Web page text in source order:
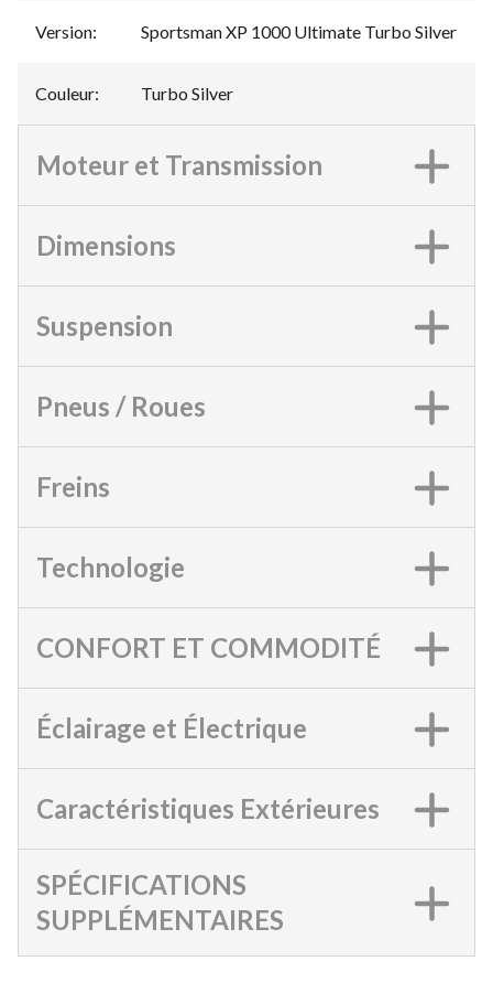
Version: Sportsman XP 1000 Ultimate Turbo Silver
Couleur: Turbo Silver
Moteur et Transmission
Dimensions
Suspension
Pneus / Roues
Freins
Technologie
CONFORT ET COMMODITÉ
Éclairage et Électrique
Caractéristiques Extérieures
SPÉCIFICATIONS
SUPPLÉMENTAIRES